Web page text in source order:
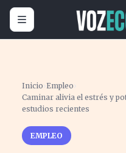
Inicio ›Empleo ›
Caminar alivia el estrés y
estudios recientes
EMPLEO